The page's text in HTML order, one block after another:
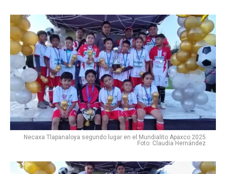
Necaxa Tlapanaloya segundo lugar en el Mundialito Apaxco 2025
Foto: Claudia Hernández